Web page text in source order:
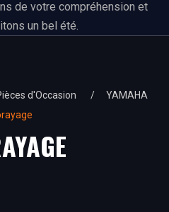
de votre compréhension et
un bel été.
d'Occasion
YAMAHA